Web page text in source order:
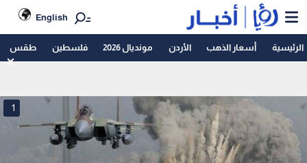
English
الرئيسية أسعار الذهب الأردن مونديال 2026 فلسطين طقس
1